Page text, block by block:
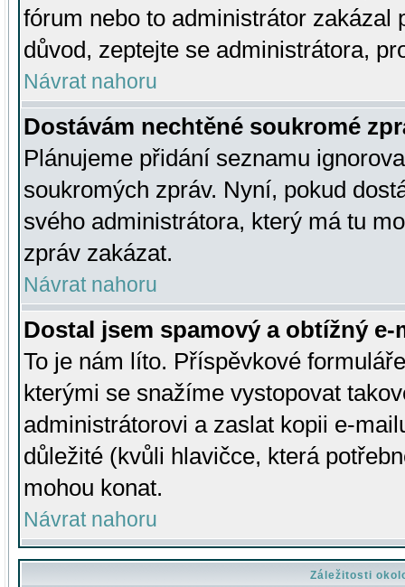
fórum nebo to administrátor zakázal
důvod, zeptejte se administrátora,
Návrat nahoru
Dostávám nechtěné soukromé
Plánujeme přidání seznamu
soukromých zpráv. Nyní, pokud
svého administrátora, který má tu
zpráv zakázat.
Návrat nahoru
Dostal jsem spamový a obtížný
To je nám líto. Příspěvkové
kterými se snažíme vystopovat
administrátorovi a zaslat kopii e-
důležité (kvůli hlavičce, která
mohou konat.
Návrat nahoru
Záležitosti